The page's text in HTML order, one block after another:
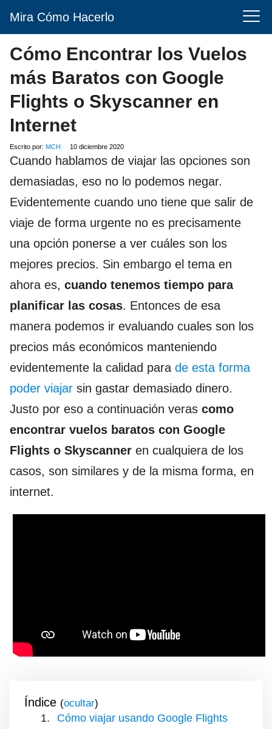
Mira Cómo Hacerlo
Cómo Encontrar los Vuelos
más Baratos con Google
Flights o Skyscanner en
Internet
Escrito por: MCH 10 diciembre 2020
Cuando hablamos de viajar las opciones son
demasiadas, eso no lo podemos negar.
Evidentemente cuando uno tiene que salir de
viaje de forma urgente no es precisamente
una opción ponerse a ver cuáles son los
mejores precios. Sin embargo el tema en
ahora es, cuando tenemos tiempo para
planificar las cosas. Entonces de esa
manera podemos ir evaluando cuales son los
precios más económicos manteniendo
evidentemente la calidad para de esta forma
poder viajar sin gastar demasiado dinero.
Justo por eso a continuación veras como
encontrar vuelos baratos con Google
Flights o Skyscanner en cualquiera de los
casos, son similares y de la misma forma, en
internet.
Índice ( )
Cómo viajar usando Google Flights